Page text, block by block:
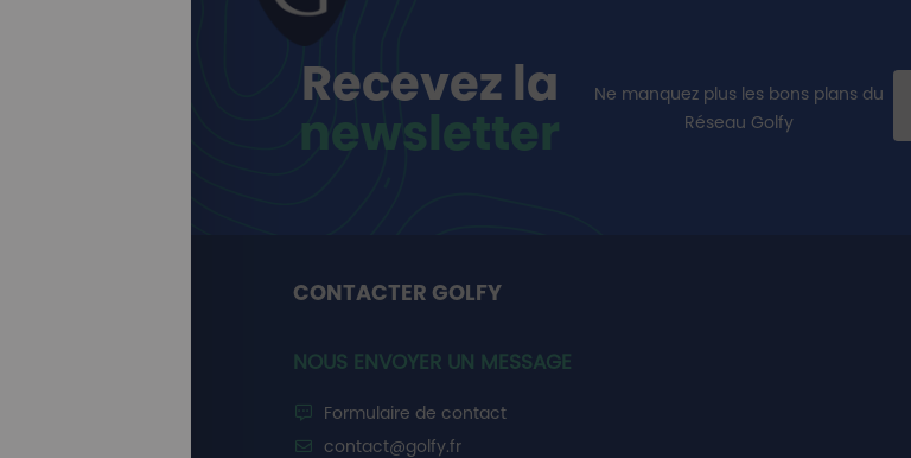
Recevez la
newsletter
Ne manquez plus les bons plans du
Réseau Golfy
CONTACTER GOLFY
NOUS ENVOYER UN MESSAGE
Formulaire de contact
contact@golfy.fr